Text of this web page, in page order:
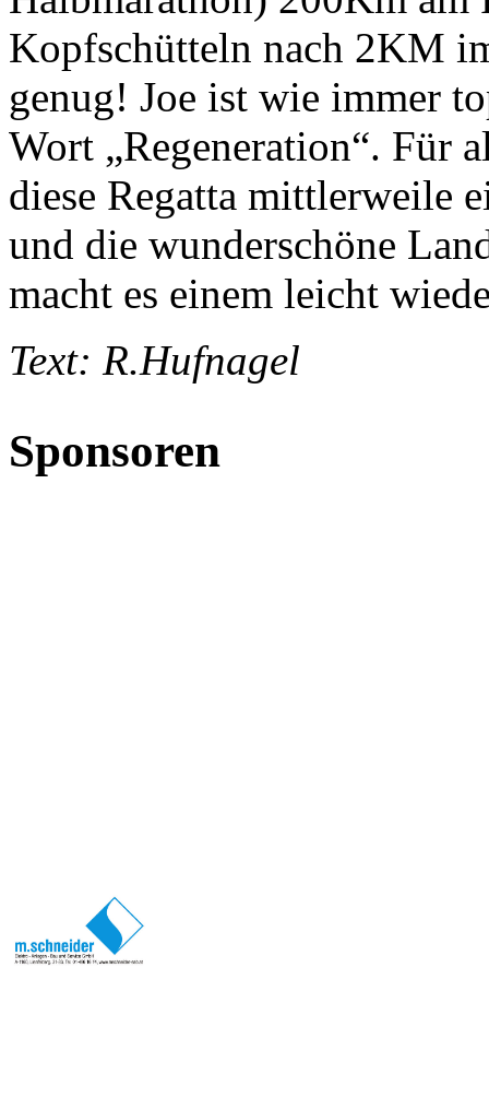
Kopfschütteln nach 2KM
genug! Joe ist wie immer
Wort „Regeneration“. Für
diese Regatta mittlerweile
und die wunderschöne
macht es einem leicht
Text: R.Hufnagel
Sponsoren